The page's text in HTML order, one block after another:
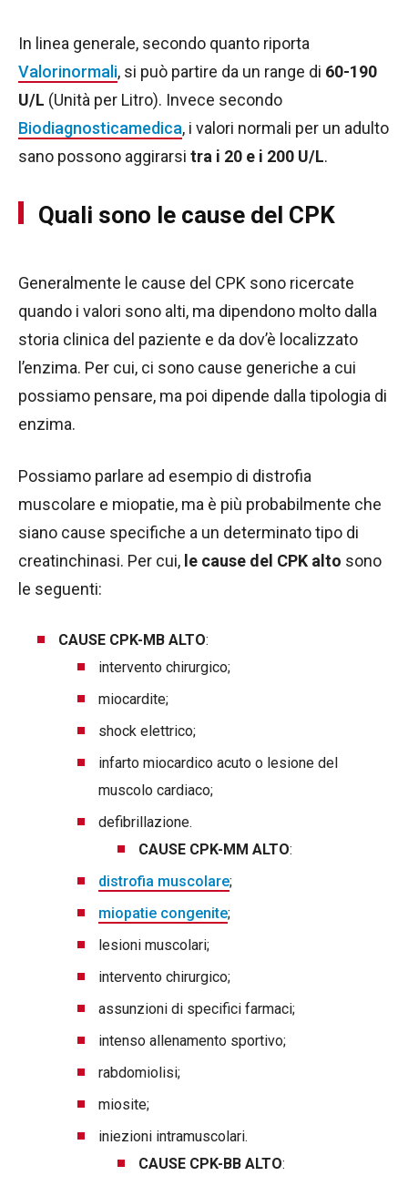
In linea generale, secondo quanto riporta
Valorinormali, si può partire da un range di 60-190
U/L (Unità per Litro). Invece secondo
Biodiagnosticamedica, i valori normali per un adulto
sano possono aggirarsi tra i 20 e i 200 U/L.
Quali sono le cause del CPK
Generalmente le cause del CPK sono ricercate
quando i valori sono alti, ma dipendono molto dalla
storia clinica del paziente e da dov’è localizzato
l’enzima. Per cui, ci sono cause generiche a cui
possiamo pensare, ma poi dipende dalla tipologia di
enzima.
Possiamo parlare ad esempio di distrofia
muscolare e miopatie, ma è più probabilmente che
siano cause specifiche a un determinato tipo di
creatinchinasi. Per cui, le cause del CPK alto sono
le seguenti:
CAUSE CPK-MB ALTO:
intervento chirurgico;
miocardite;
shock elettrico;
infarto miocardico acuto o lesione del
muscolo cardiaco;
defibrillazione.
CAUSE CPK-MM ALTO:
distrofia muscolare;
miopatie congenite;
lesioni muscolari;
intervento chirurgico;
assunzioni di specifici farmaci;
intenso allenamento sportivo;
rabdomiolisi;
miosite;
iniezioni intramuscolari.
CAUSE CPK-BB ALTO: